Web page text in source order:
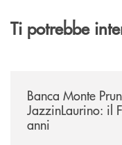
Ti potrebbe
Banca Monte
JazzinLaurino: il
anni